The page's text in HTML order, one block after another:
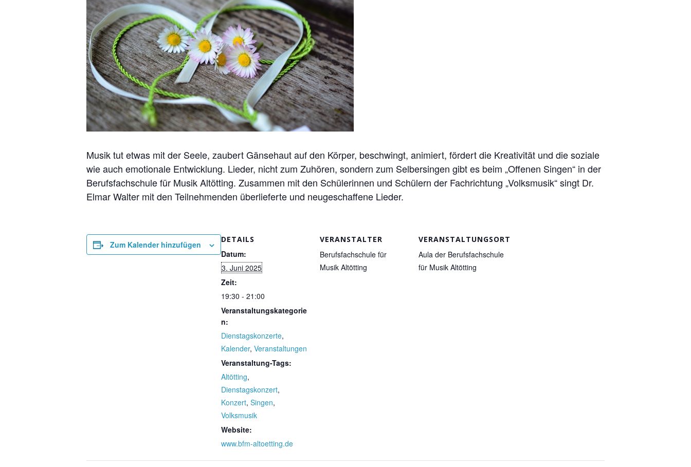
Musik tut etwas mit der Seele, zaubert Gänsehaut auf den Körper, beschwingt, animiert, fördert die Kreativität und die soziale
wie auch emotionale Entwicklung. Lieder, nicht zum Zuhören, sondern zum Selbersingen gibt es beim „Offenen Singen“ in der
Berufsfachschule für Musik Altötting. Zusammen mit den Schülerinnen und Schülern der Fachrichtung „Volksmusik“ singt Dr.
Elmar Walter mit den Teilnehmenden überlieferte und neugeschaffene Lieder.
Zum Kalender hinzufügen
DETAILS
Datum:
3. Juni 2025
Zeit:
19:30 - 21:00
Veranstaltungskategorie
n:
Dienstagskonzerte,
Kalender, Veranstaltungen
Veranstaltung-Tags:
Altötting,
Dienstagskonzert,
Konzert, Singen,
Volksmusik
Website:
www.bfm-altoetting.de
VERANSTALTER
Berufsfachschule für
Musik Altötting
VERANSTALTUNGSORT
Aula der Berufsfachschule
für Musik Altötting